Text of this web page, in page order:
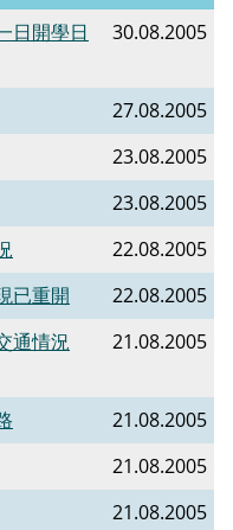
日開學日
30.08.2005
27.08.2005
23.08.2005
23.08.2005
22.08.2005
已重開
22.08.2005
通情況
21.08.2005
21.08.2005
21.08.2005
21.08.2005